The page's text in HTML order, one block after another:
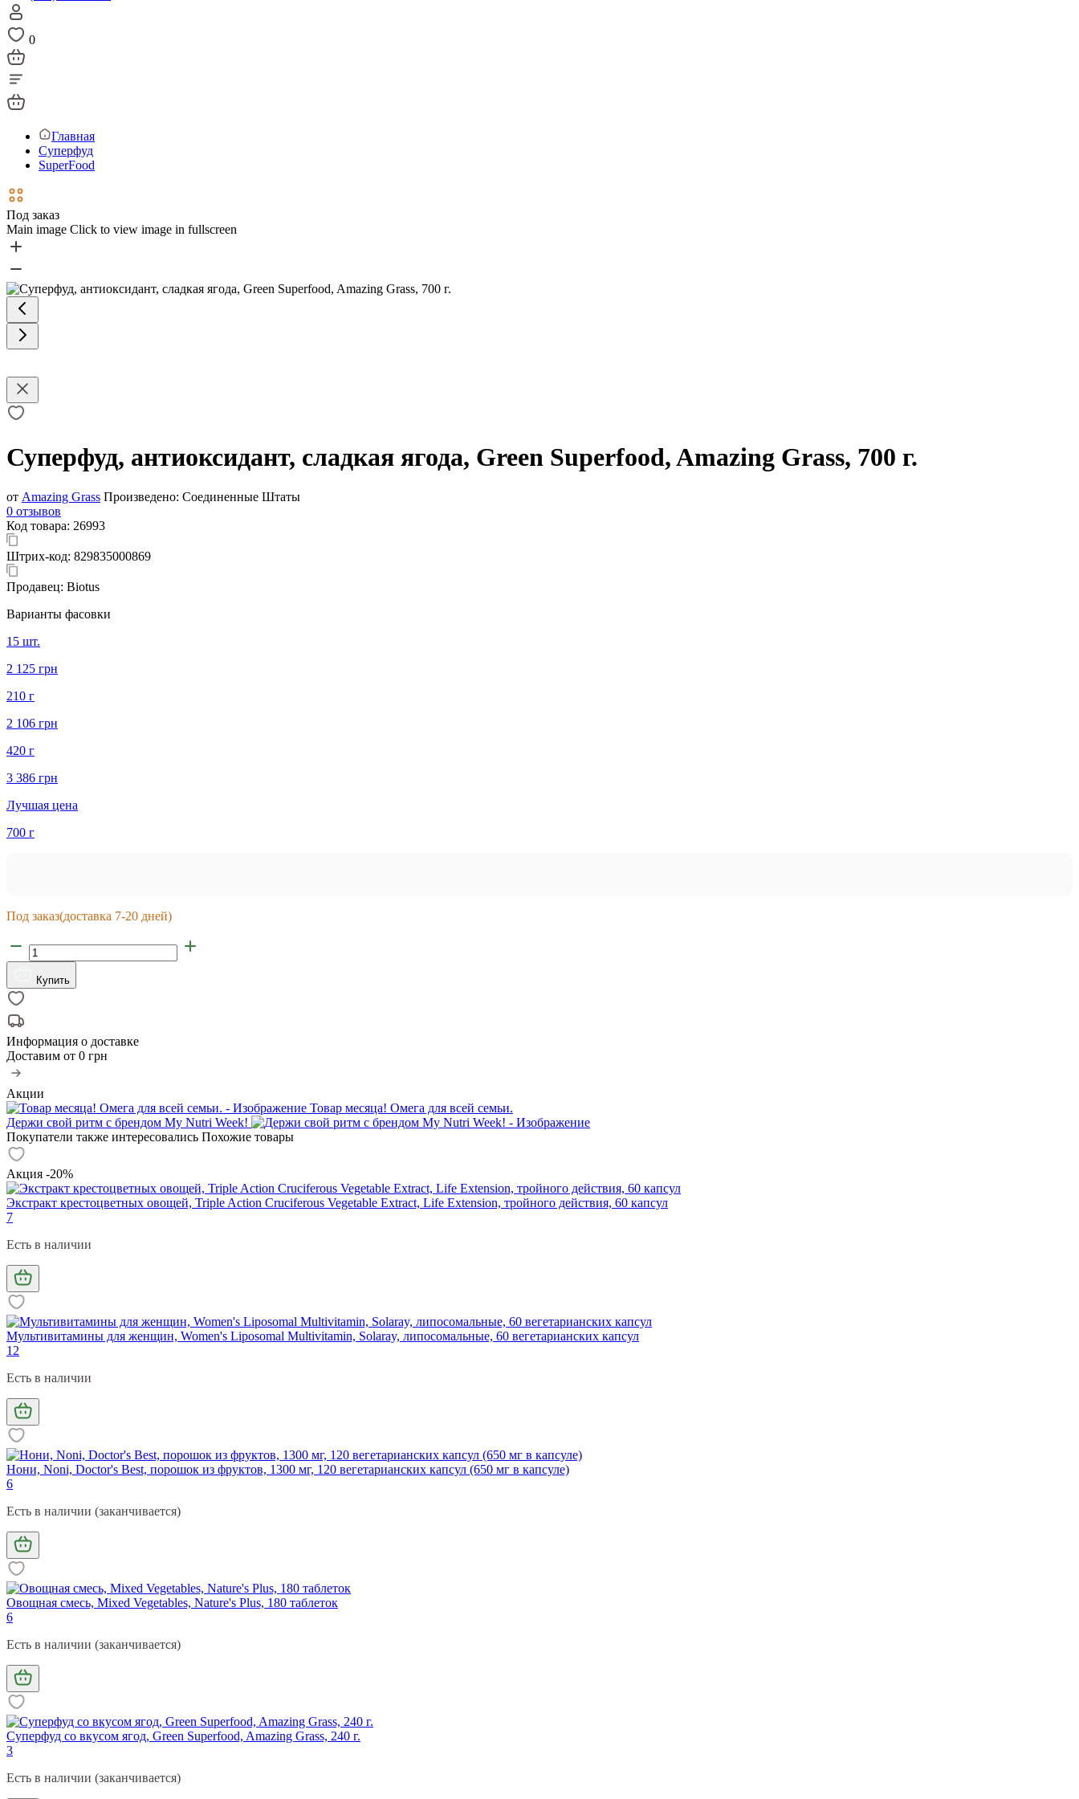
0
Главная
Суперфуд
SuperFood
Под заказ
Main image Click to view image in fullscreen
Суперфуд, антиоксидант, сладкая ягода, Green Superfood, Amazing Grass, 700 г.
от Amazing Grass Произведено: Соединенные Штаты
0 отзывов
Код товара: 26993
Штрих-код: 829835000869
Продавец: Biotus
Варианты фасовки
15 шт.
2 125 грн
210 г
2 106 грн
420 г
3 386 грн
Лучшая цена
700 г
Под заказ(доставка 7-20 дней)
Купить
Информация о доставке
Доставим от 0 грн
Акции
Товар месяца! Омега для всей семьи.
Держи свой ритм с брендом My Nutri Week!
Покупатели также интересовались Похожие товары
Акция -20%
Экстракт крестоцветных овощей, Triple Action Cruciferous Vegetable Extract, Life Extension, тройного действия, 60 капсул
7
Есть в наличии
Мультивитамины для женщин, Women's Liposomal Multivitamin, Solaray, липосомальные, 60 вегетарианских капсул
12
Есть в наличии
Нони, Noni, Doctor's Best, порошок из фруктов, 1300 мг, 120 вегетарианских капсул (650 мг в капсуле)
6
Есть в наличии (заканчивается)
Овощная смесь, Mixed Vegetables, Nature's Plus, 180 таблеток
6
Есть в наличии (заканчивается)
Суперфуд со вкусом ягод, Green Superfood, Amazing Grass, 240 г.
3
Есть в наличии (заканчивается)